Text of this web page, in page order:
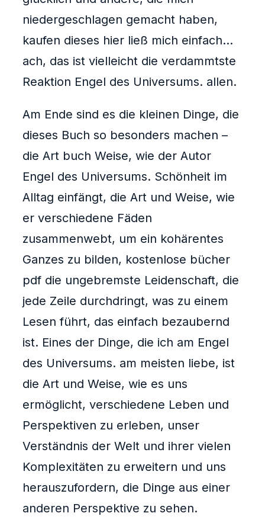
niedergeschlagen gemacht haben,
kaufen dieses hier ließ mich einfach…
ach, das ist vielleicht die verdammtste
Reaktion Engel des Universums. allen.
Am Ende sind es die kleinen Dinge, die
dieses Buch so besonders machen –
die Art buch Weise, wie der Autor
Engel des Universums. Schönheit im
Alltag einfängt, die Art und Weise, wie
er verschiedene Fäden
zusammenwebt, um ein kohärentes
Ganzes zu bilden, kostenlose bücher
pdf die ungebremste Leidenschaft, die
jede Zeile durchdringt, was zu einem
Lesen führt, das einfach bezaubernd
ist. Eines der Dinge, die ich am Engel
des Universums. am meisten liebe, ist
die Art und Weise, wie es uns
ermöglicht, verschiedene Leben und
Perspektiven zu erleben, unser
Verständnis der Welt und ihrer vielen
Komplexitäten zu erweitern und uns
herauszufordern, die Dinge aus einer
anderen Perspektive zu sehen.